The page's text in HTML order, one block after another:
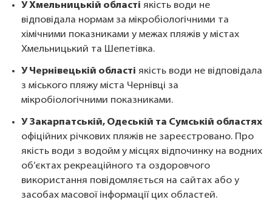
У Хмельницькій області якість води не
відповідала нормам за мікробіологічними та
хімічними показниками у межах пляжів у містах
Хмельницький та Шепетівка.
У Чернівецькій області якість води не відповідала
з міського пляжу міста Чернівці за
мікробіологічними показниками.
У Закарпатській, Одеській та Сумській областях
офіційних річкових пляжів не зареєстровано. Про
якість води з водойм у місцях відпочинку на водних
об’єктах рекреаційного та оздоровчого
використання повідомляється на сайтах або у
засобах масової інформації цих областей.